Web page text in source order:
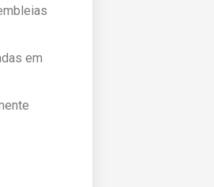
em